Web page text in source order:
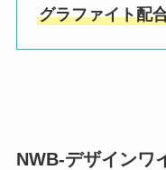
グラファイト配
NWB-デザインワ